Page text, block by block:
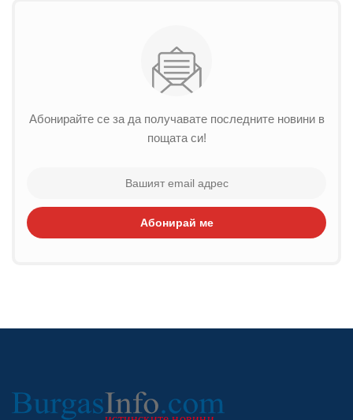
Абонирайте се за да получавате последните новини в
пощата си!
Абонирай ме